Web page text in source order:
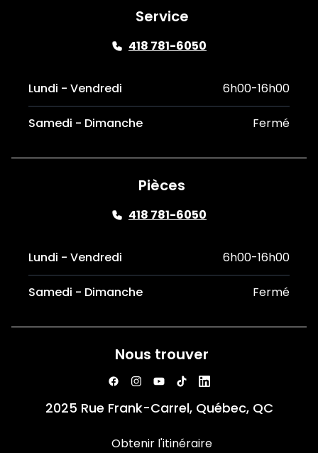
Service
418 781-6050
Lundi - Vendredi 6h00-16h00
Samedi - Dimanche Fermé
Pièces
418 781-6050
Lundi - Vendredi 6h00-16h00
Samedi - Dimanche Fermé
Nous trouver
2025 Rue Frank-Carrel, Québec, QC
Obtenir l'itinéraire